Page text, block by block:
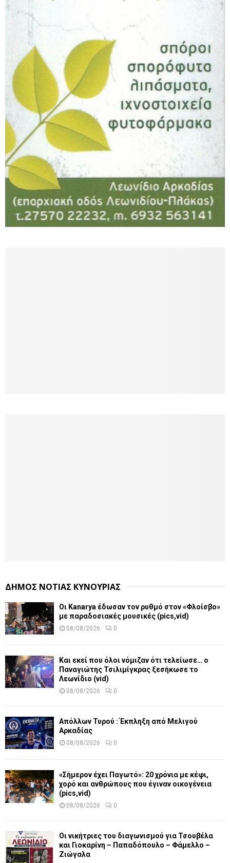
ΔΗΜΟΣ ΝΟΤΙΑΣ ΚΥΝΟΥΡΙΑΣ
Οι Kanarya έδωσαν τον ρυθμό στον «Φλοίσβο»
με παραδοσιακές μουσικές (pics,vid)
08/08/2026 0
Και εκεί που όλοι νόμιζαν ότι τελείωσε… ο
Παναγιώτης Τσιλιμίγκρας ξεσήκωσε το
Λεωνίδιο (vid)
08/08/2026 0
Απόλλων Τυρού : Έκπληξη από Μελιγού
Αρκαδίας
08/08/2026 0
«Σήμερον έχει Παγωτό»: 20 χρόνια με κέφι,
χορό και ανθρώπους που έγιναν οικογένεια
(pics,vid)
08/08/2026 0
Οι νικήτριες του διαγωνισμού για Τσουβέλα
και Γιοκαρίνη – Παπαδόπουλο – Φάμελλο –
Ζιώγαλα